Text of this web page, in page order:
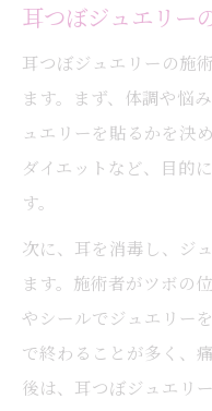
策
耳つぼジュエ
注意
自分に合う耳つ
耳つぼで理想
徴
耳つぼで効果
法
耳つぼ施術の
イント
耳つぼジュエリー
耳つぼジュエリーの施
ます。まず、体調や悩
ュエリーを貼るかを決
ダイエットなど、目的
す。
次に、耳を消毒し、ジ
ます。施術者がツボの
やシールでジュエリー
で終わることが多く、
後は、耳つぼジュエリ